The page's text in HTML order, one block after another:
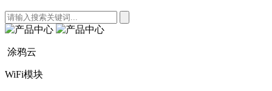
涂鸦云
WiFi模块